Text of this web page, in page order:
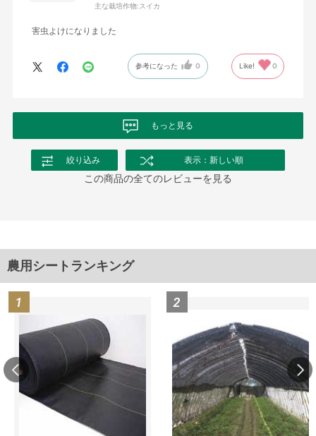
主な栽培作物: スイカ
害虫よけになりました
参考になった 0 Like! 0
もっと見る
絞り込み 表示：新しい順
この商品の全てのレビューを見る
農用シートランキング